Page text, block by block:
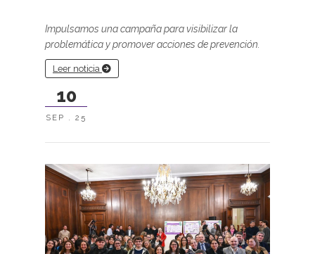
Impulsamos una campaña para visibilizar la
problemática y promover acciones de prevención.
Leer noticia
10
SEP . 25